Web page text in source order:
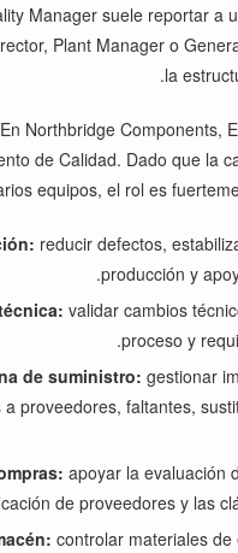
Manager suele reportar a
Plant Manager o
la
En Northbridge Components,
de Calidad. Dado que la
equipos, el rol es
reducir defectos,
producción y
validar cambios
proceso y
de suministro: gestionar
a proveedores, faltantes,
apoyar la evaluación
de proveedores y las
controlar materiales